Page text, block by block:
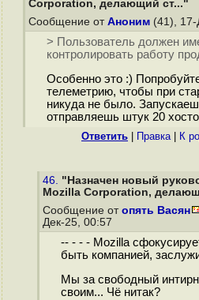
Corporation, делающий ст..."
Сообщение от Аноним (41), 17-
> Пользователь должен
контролировать работу
Особенно это :)
телеметрию, чтобы при
никуда не было.
отправляешь штук 20
Ответить Правка| К
46. "Назначен новый
Mozilla Corporation,
Сообщение от опять Васян
Дек-25, 00:57
-- - - - Mozilla
быть компанией,
Мы за свободный
своим... Чё нитак?